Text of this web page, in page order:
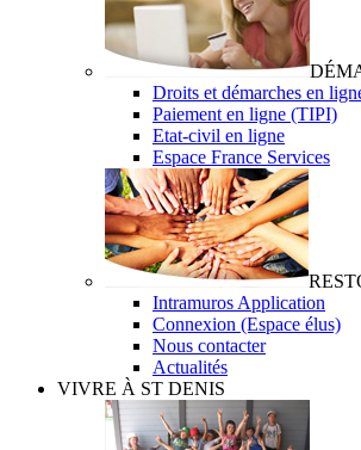
Droits et démarches en
Paiement en ligne (TIPI)
Etat-civil en ligne
Espace France Services
Intramuros Application
Connexion (Espace élus)
Nous contacter
Actualités
VIVRE À ST DENIS